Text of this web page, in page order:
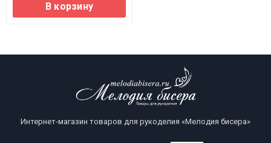
В корзину
Интернет-магазин товаров для рукоделия «Мелодия бисера»